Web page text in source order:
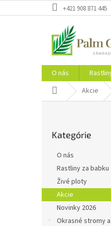
na
+421 908 871 445
O nás
DomovAkcie
kategórie
Kategórie
O nás
Rastliny za babku
Živé ploty
Akcie
Novinky 2026
Okrasné stromy